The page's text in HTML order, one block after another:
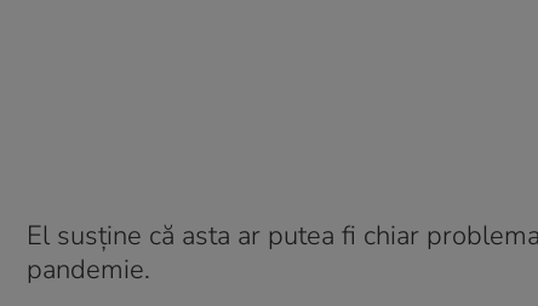
El susține că asta ar putea fi chiar
pandemie.